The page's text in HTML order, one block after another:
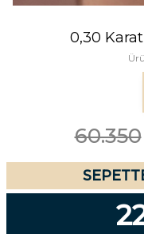
0,30
60.350